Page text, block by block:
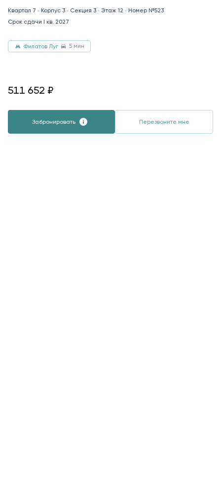
Квартал 7 Корпус 3 Секция 3 Этаж 12
Номер №523
Срок сдачи I кв. 2027
Филатов Луг 5 мин
511652
511 652 ₽
Забронировать Перезвоните мне